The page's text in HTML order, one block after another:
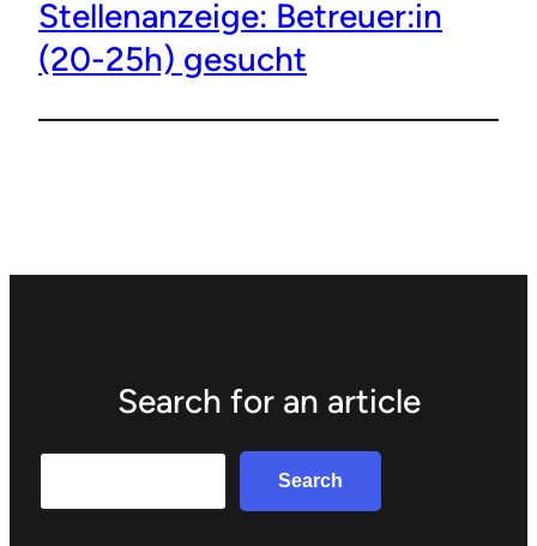
Stellenanzeige: Betreuer:in
(20-25h) gesucht
Search for an article
Search